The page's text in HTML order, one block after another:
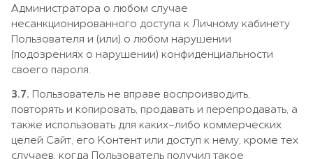
Администратора о любом случае
несанкционированного доступа к Личному кабинету
Пользователя и (или) о любом нарушении
(подозрениях о нарушении) конфиденциальности
своего пароля.
3.7. Пользователь не вправе воспроизводить,
повторять и копировать, продавать и перепродавать, а
также использовать для каких-либо коммерческих
целей Сайт, его Контент или доступ к нему, кроме тех
случаев, когда Пользователь получил такое